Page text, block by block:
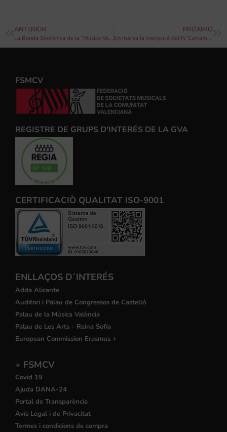
ANTERIOR
La Banda Simfònica de la “Música Vella” de Xàtiva actuarà al Festival Internacional de Lleida
PRÓXIMO
En marxa la inscripció del IV Certamen Nacional de Bandes ‘Vila de Catarroja’ 2018
FSMCV
REGISTRE DE GRUPS D'INTERÉS DE LA GVA
CERTIFICACIÒ QUALITAT ISO-9001
ENLLAÇOS D´INTERÉS
Adda Alicante
Auditori i Palau de Congressos de Castelló
Palau de la Música València
Palau de Les Arts - Reina Sofía
European Commission Erasmus +
+ FSMCV
Covid 19
Ajuda DANA-24
Portal de Transparència
Avís Legal i de Privacitat
Termes i condicions de compra